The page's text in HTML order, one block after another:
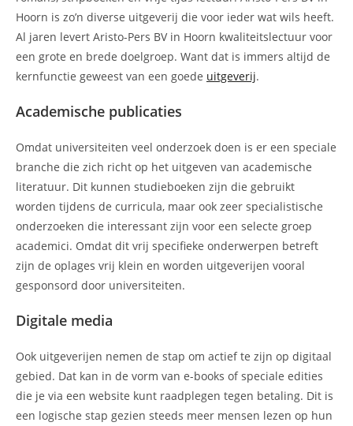
Hoorn is zo’n diverse uitgeverij die voor ieder wat wils heeft.
Al jaren levert Aristo-Pers BV in Hoorn kwaliteitslectuur voor
een grote en brede doelgroep. Want dat is immers altijd de
kernfunctie geweest van een goede uitgeverij.
Academische publicaties
Omdat universiteiten veel onderzoek doen is er een speciale
branche die zich richt op het uitgeven van academische
literatuur. Dit kunnen studieboeken zijn die gebruikt
worden tijdens de curricula, maar ook zeer specialistische
onderzoeken die interessant zijn voor een selecte groep
academici. Omdat dit vrij specifieke onderwerpen betreft
zijn de oplages vrij klein en worden uitgeverijen vooral
gesponsord door universiteiten.
Digitale media
Ook uitgeverijen nemen de stap om actief te zijn op digitaal
gebied. Dat kan in de vorm van e-books of speciale edities
die je via een website kunt raadplegen tegen betaling. Dit is
een logische stap gezien steeds meer mensen lezen op hun